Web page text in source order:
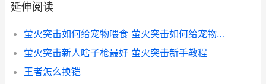
延伸阅读
萤火突击如何给宠物喂食 萤火突击如何给宠物升级
萤火突击新人啥子枪最好 萤火突击新手教程
王者怎么换铠